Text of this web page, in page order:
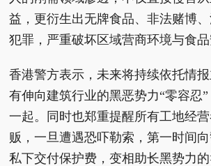
益，更衍生出无牌食品、非法赌博
犯罪，严重破坏区域营商环境与食品
香港警方表示，未来将持续依托情
有伸向建筑行业的黑恶势力“零容忍
一起。同时也郑重提醒所有工地经
贩，一旦遭遇恐吓勒索，第一时间
私下交付保护费，变相助长黑势力的